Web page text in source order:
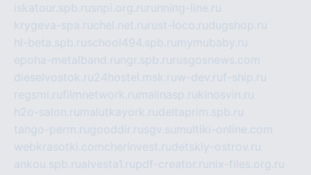
iskatour.spb.rusnpi.org.ru running-line.ru
krygeva-spa.ruchel.net.ru rust-loco.rudugshop.ru
hl-beta.spb.ruschool494.spb.ru mymubaby.ru
epoha-metalband.ru ngr.spb.ru rusgosnews.com
dieselvostok.ru24hostel.msk.ruw-dev.ruf-ship.ru
regsmi.rufilmnetwork.ru malinasp.rukinosvin.ru
h2o-salon.ru malutkayork.rudeltaprim.spb.ru
tango-perm.rugooddir.rusgv.su multiki-online.com
webkrasotki.comcherinvest.rudetskiy-ostrov.ru
ankou.spb.rualvesta1.rupdf-creator.ru nix-files.org.ru